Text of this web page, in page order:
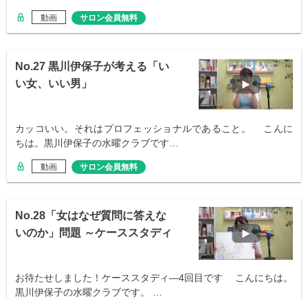
動画 サロン会員無料
No.27 黒川伊保子が考える「い
い女、いい男」
カッコいい。それはプロフェッショナルであること。 こんに
ちは。黒川伊保子の水曜クラブです…
動画 サロン会員無料
No.28「女はなぜ質問に答えな
いのか」問題 ～ケーススタディ
お待たせしました！ケーススタディ―4回目です こんにちは。
黒川伊保子の水曜クラブです。 …